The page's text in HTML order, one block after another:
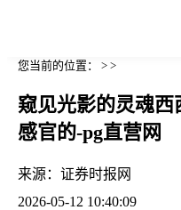
您当前的位置： > >
窥见光影的灵魂
感官的-pg直营网
来源： 证券时报网
2026-05-12 10:40:09